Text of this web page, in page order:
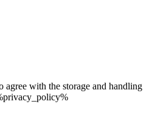
agree with the storage and handling